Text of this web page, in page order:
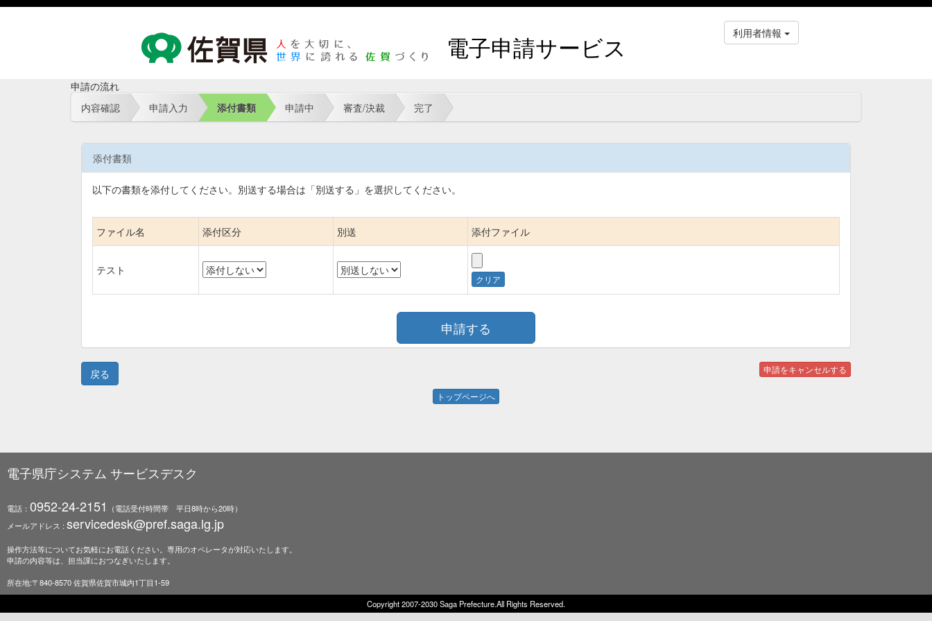
電子申請サービス
利用者情報
申請の流れ
内容確認
申請入力 添付書類 申請中 審査/決裁 完了
添付書類
以下の書類を添付してください。 別送する場合は「別送する」を選択してください。
ファイル名 添付区分 別送 添付ファイル
テスト
トップページへ
電子県庁システム サービスデスク
電話： 0952-24-2151
（電話受付時間帯 平日8時から20時）
メールアドレス : servicedesk@pref.saga.lg.jp
操作方法等についてお気軽にお電話ください。専用のオペレータが対応いたします。
申請の内容等は、担当課におつなぎいたします。
所在地:〒840-8570 佐賀県佐賀市城内1丁目1-59
Copyright 2007-2030 Saga Prefecture.All Rights Reserved.